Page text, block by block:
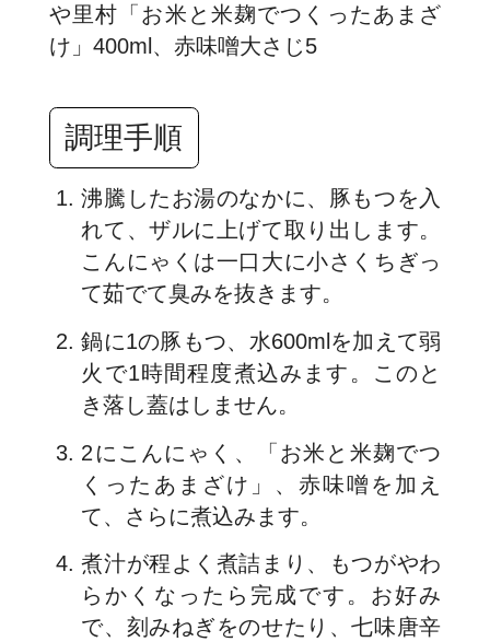
や里村「お米と米麹でつくったあまざ
け」400ml、赤味噌大さじ5
調理手順
沸騰したお湯のなかに、豚もつを入
れて、ザルに上げて取り出します。
こんにゃくは一口大に小さくちぎっ
て茹でて臭みを抜きます。
鍋に1の豚もつ、水600mlを加えて弱
火で1時間程度煮込みます。このと
き落し蓋はしません。
2にこんにゃく、「お米と米麹でつ
くったあまざけ」、赤味噌を加え
て、さらに煮込みます。
煮汁が程よく煮詰まり、もつがやわ
らかくなったら完成です。お好み
で、刻みねぎをのせたり、七味唐辛